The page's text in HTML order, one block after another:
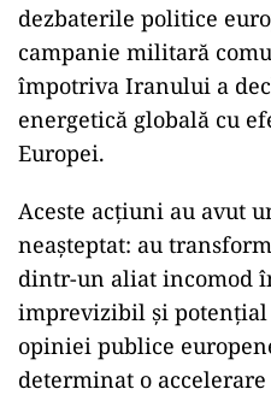
dezbaterile politice
campanie militară
împotriva Iranului a
energetică globală cu
Europei.
Aceste acțiuni au avut
neașteptat: au
dintr-un aliat incomod
imprevizibil și potențial
opiniei publice
determinat o